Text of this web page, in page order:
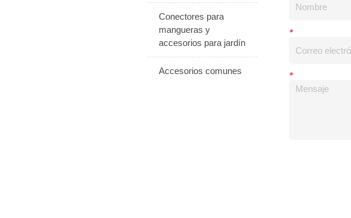
Conectores para
mangueras y
accesorios para jardín
Accesorios comunes
*
*